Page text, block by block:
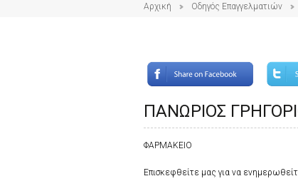
Αρχική Οδηγός Επαγγελματιών
ΠΑΝΩΡΙΟΣ
ΦΑΡΜΑΚΕΙΟ
Επισκεφθείτε μας για να